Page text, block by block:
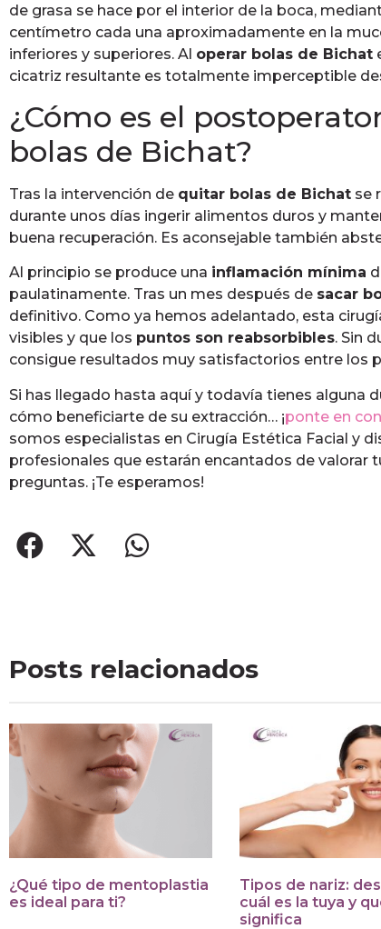
de grasa se hace por el interior de la boca,
centímetro cada una aproximadamente en la
inferiores y superiores. Al operar bolas de Bichat
cicatriz resultante es totalmente imperceptible
¿Cómo es el
bolas de Bichat?
Tras la intervención de quitar bolas de Bichat se
durante unos días ingerir alimentos duros y
buena recuperación. Es aconsejable también
Al principio se produce una inflamación mínima
paulatinamente. Tras un mes después de sacar
definitivo. Como ya hemos adelantado, esta
visibles y que los puntos son reabsorbibles. Sin
consigue resultados muy satisfactorios entre los
Si has llegado hasta aquí y todavía tienes alguna
cómo beneficiarte de su extracción… ¡ponte en
somos especialistas en Cirugía Estética Facial y
profesionales que estarán encantados de valorar
preguntas. ¡Te esperamos!
Posts relacionados
¿Qué tipo de mentoplastia
es ideal para ti?
Tipos de nariz:
cuál es la tuya y
significa